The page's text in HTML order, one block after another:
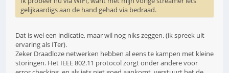
gelijkaardigs aan de hand gehad via bedraad.
Dat is wel een indicatie, maar wil nog niks zeggen. (ik spreek uit
ervaring als ITer).
Zeker Draadloze netwerken hebben al eens te kampen met kleine
storingen. Het IEEE 802.11 protocol zorgt onder andere voor